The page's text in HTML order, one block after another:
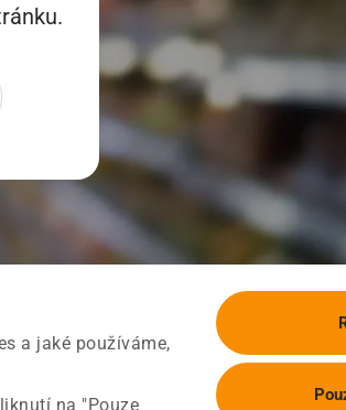
a jaké používáme,
na "Pouze